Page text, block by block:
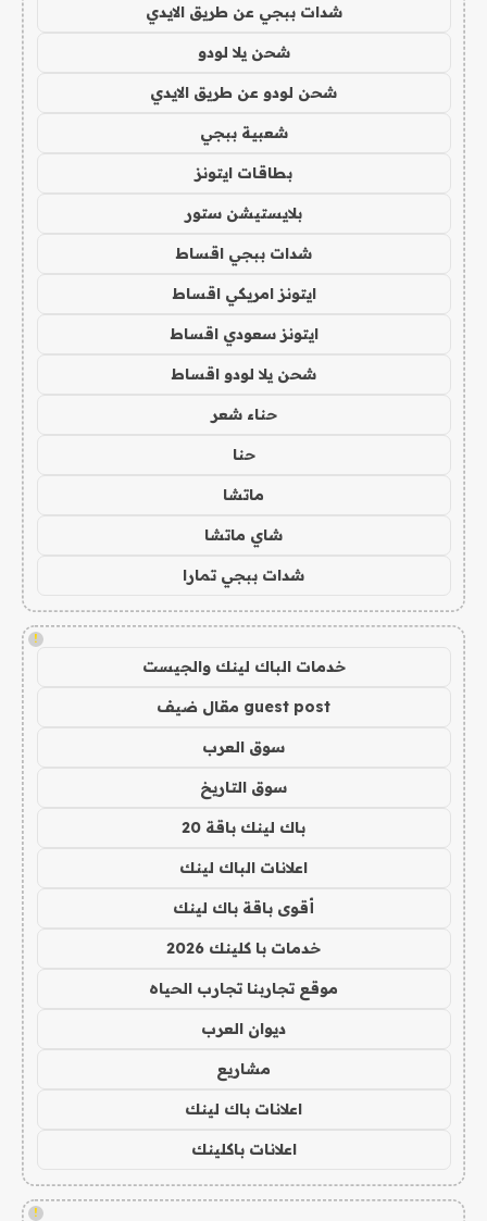
شدات ببجي عن طريق الايدي
شحن يلا لودو
شحن لودو عن طريق الايدي
شعبية ببجي
بطاقات ايتونز
بلايستيشن ستور
شدات ببجي اقساط
ايتونز امريكي اقساط
ايتونز سعودي اقساط
شحن يلا لودو اقساط
حناء شعر
حنا
ماتشا
شاي ماتشا
شدات ببجي تمارا
!
خدمات الباك لينك والجيست
guest post مقال ضيف
سوق العرب
سوق التاريخ
باك لينك باقة 20
اعلانات الباك لينك
أقوى باقة باك لينك
خدمات با كلينك 2026
موقع تجاربنا تجارب الحياه
ديوان العرب
مشاريع
اعلانات باك لينك
اعلانات باكلينك
!